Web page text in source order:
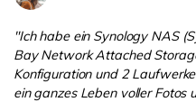
"Ich habe ein Synology NAS
Bay Network Attached
Konfiguration und 2
ein ganzes Leben voller Fotos